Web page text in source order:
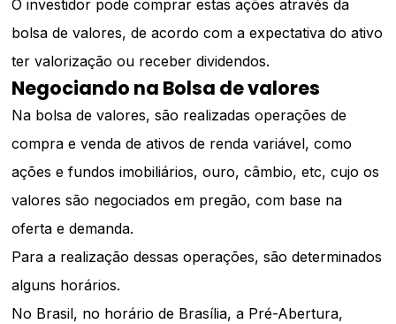
O investidor pode comprar estas ações através da
bolsa de valores, de acordo com a expectativa do ativo
ter valorização ou receber dividendos.
Negociando na Bolsa de valores
Na bolsa de valores, são realizadas operações de
compra e venda de ativos de renda variável, como
ações e fundos imobiliários, ouro, câmbio, etc, cujo os
valores são negociados em pregão, com base na
oferta e demanda.
Para a realização dessas operações, são determinados
alguns horários.
No Brasil, no horário de Brasília, a Pré-Abertura,